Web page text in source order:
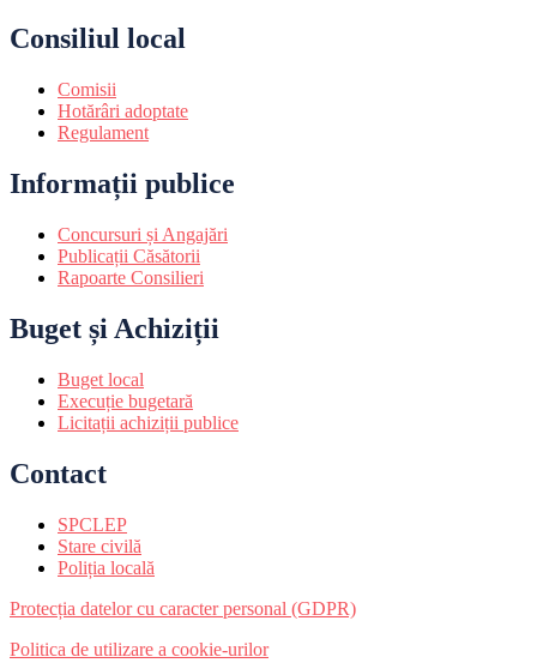
Consiliul local
Comisii
Hotărâri adoptate
Regulament
Informații publice
Concursuri și Angajări
Publicații Căsătorii
Rapoarte Consilieri
Buget și Achiziții
Buget local
Execuție bugetară
Licitații achiziții publice
Contact
SPCLEP
Stare civilă
Poliția locală
Protecția datelor cu caracter personal (GDPR)
Politica de utilizare a cookie-urilor